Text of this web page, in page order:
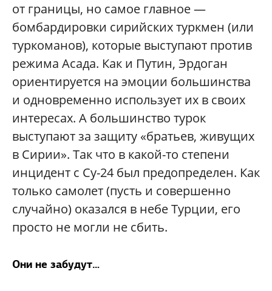
от границы, но самое главное —
бомбардировки сирийских туркмен (или
туркоманов), которые выступают против
режима Асада. Как и Путин, Эрдоган
ориентируется на эмоции большинства
и одновременно использует их в своих
интересах. А большинство турок
выступают за защиту «братьев, живущих
в Сирии». Так что в какой-то степени
инцидент с Су-24 был предопределен. Как
только самолет (пусть и совершенно
случайно) оказался в небе Турции, его
просто не могли не сбить.
Они не забудут…